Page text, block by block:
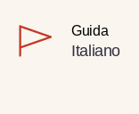
Guida
Italiano